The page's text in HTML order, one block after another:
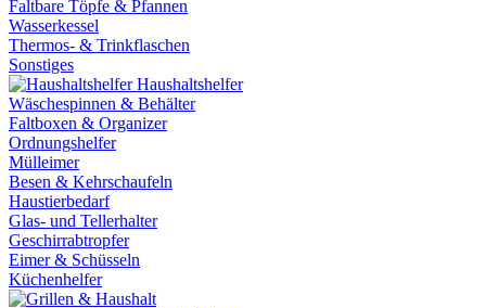
Faltbare Töpfe & Pfannen
Wasserkessel
Thermos- & Trinkflaschen
Sonstiges
Haushaltshelfer
Wäschespinnen & Behälter
Faltboxen & Organizer
Ordnungshelfer
Mülleimer
Besen & Kehrschaufeln
Haustierbedarf
Glas- und Tellerhalter
Geschirrabtropfer
Eimer & Schüsseln
Küchenhelfer